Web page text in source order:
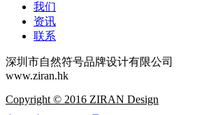
我们
资讯
联系
深圳市自然符号品牌设计有限公司
www.ziran.hk
Copyright © 2016 ZIRAN Design